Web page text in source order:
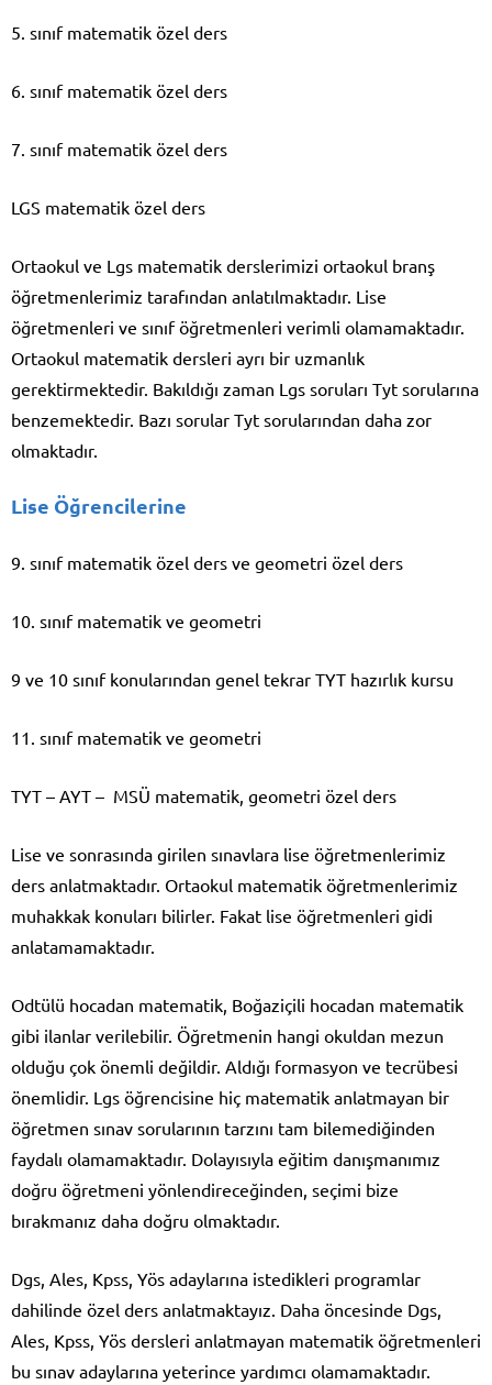
5. sınıf matematik özel ders
6. sınıf matematik özel ders
7. sınıf matematik özel ders
LGS matematik özel ders
Ortaokul ve Lgs matematik derslerimizi ortaokul branş
öğretmenlerimiz tarafından anlatılmaktadır. Lise
öğretmenleri ve sınıf öğretmenleri verimli olamamaktadır.
Ortaokul matematik dersleri ayrı bir uzmanlık
gerektirmektedir. Bakıldığı zaman Lgs soruları Tyt sorularına
benzemektedir. Bazı sorular Tyt sorularından daha zor
olmaktadır.
Lise Öğrencilerine
9. sınıf matematik özel ders ve geometri özel ders
10. sınıf matematik ve geometri
9 ve 10 sınıf konularından genel tekrar TYT hazırlık kursu
11. sınıf matematik ve geometri
TYT – AYT – MSÜ matematik, geometri özel ders
Lise ve sonrasında girilen sınavlara lise öğretmenlerimiz
ders anlatmaktadır. Ortaokul matematik öğretmenlerimiz
muhakkak konuları bilirler. Fakat lise öğretmenleri gidi
anlatamamaktadır.
Odtülü hocadan matematik, Boğaziçili hocadan matematik
gibi ilanlar verilebilir. Öğretmenin hangi okuldan mezun
olduğu çok önemli değildir. Aldığı formasyon ve tecrübesi
önemlidir. Lgs öğrencisine hiç matematik anlatmayan bir
öğretmen sınav sorularının tarzını tam bilemediğinden
faydalı olamamaktadır. Dolayısıyla eğitim danışmanımız
doğru öğretmeni yönlendireceğinden, seçimi bize
bırakmanız daha doğru olmaktadır.
Dgs, Ales, Kpss, Yös adaylarına istedikleri programlar
dahilinde özel ders anlatmaktayız. Daha öncesinde Dgs,
Ales, Kpss, Yös dersleri anlatmayan matematik öğretmenleri
bu sınav adaylarına yeterince yardımcı olamamaktadır.